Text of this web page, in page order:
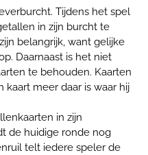
Tijdens het spel
in zijn burcht te
belangrijk, want gelijke
Daarnaast is het niet
te behouden. Kaarten
meer daar is waar hij
in zijn
de huidige ronde nog
telt iedere speler de